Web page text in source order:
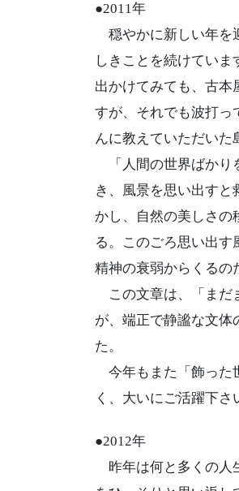
●2011年
穏やかに新しい年を
しきことを続けてい
出かけてみても、古本
すが、それでも波打っ
んに教えていただいた
「人間の世界ばかり
き、風景を思い出す
かし、自然の美しさの
る。このごろ思い出す
精神の衰弱からくるの
この文章は、「まだ
が、端正で静謐な文体
た。
今年もまた「飾った
く、大いにご活躍下さ
●2012年
昨年は何と多くの人